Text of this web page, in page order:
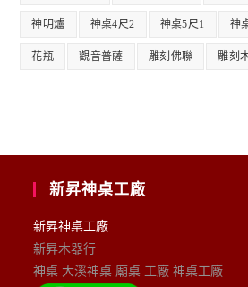
神明爐 神桌4尺2 神桌5尺1 神
花瓶 觀音普薩 雕刻佛聯 雕刻
新昇神桌工廠
新昇神桌工廠
新昇木器行
神桌 大溪神桌 廟桌 工廠 神桌工廠